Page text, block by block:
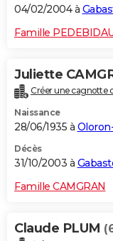
04/02/2004 à
Famille
Juliette
Créer une cagnotte
Naissance
28/06/1935 à
Décès
31/10/2003 à
Famille CAMGRAN
Claude PLUM